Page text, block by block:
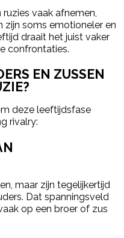
vaak afnemen,
zijn soms emotioneler en
draait het juist vaker
confrontaties.
EN ZUSSEN
deze leeftijdsfase
rivalry:
maar zijn tegelijkertijd
Dat spanningsveld
op een broer of zus